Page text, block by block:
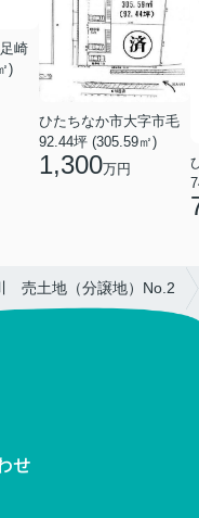
崎
)
ひたちなか市大字市毛
92.44坪 (305.59㎡)
1,300万円
売土地（分譲地）No.2
せ